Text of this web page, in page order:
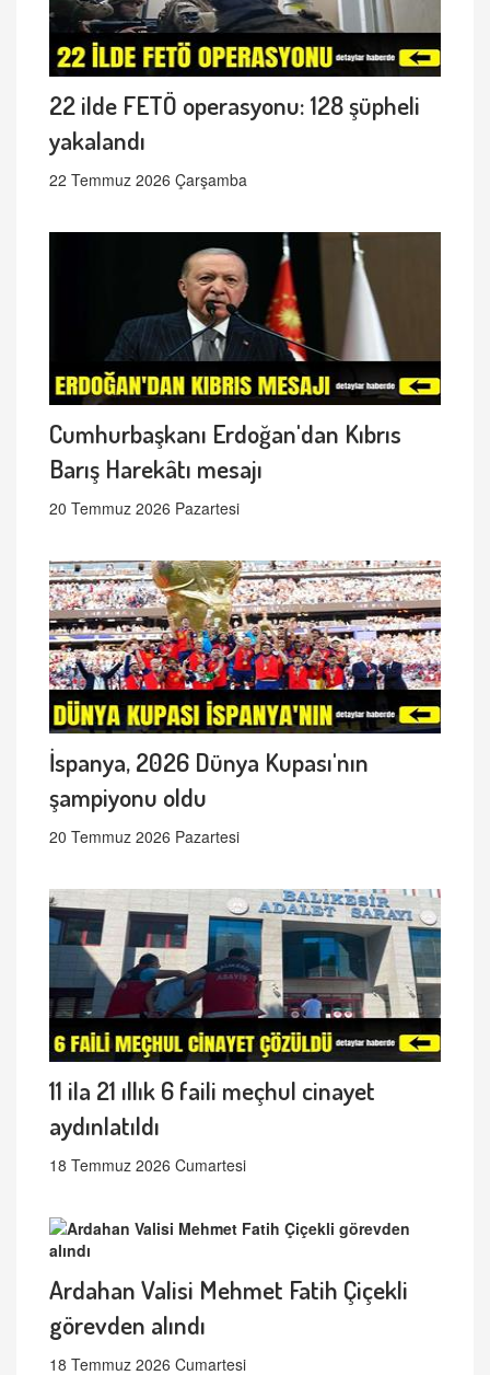
22 ilde FETÖ operasyonu: 128 şüpheli
yakalandı
22 Temmuz 2026 Çarşamba
Cumhurbaşkanı Erdoğan'dan Kıbrıs
Barış Harekâtı mesajı
20 Temmuz 2026 Pazartesi
İspanya, 2026 Dünya Kupası'nın
şampiyonu oldu
20 Temmuz 2026 Pazartesi
11 ila 21 ıllık 6 faili meçhul cinayet
aydınlatıldı
18 Temmuz 2026 Cumartesi
Ardahan Valisi Mehmet Fatih Çiçekli
görevden alındı
18 Temmuz 2026 Cumartesi